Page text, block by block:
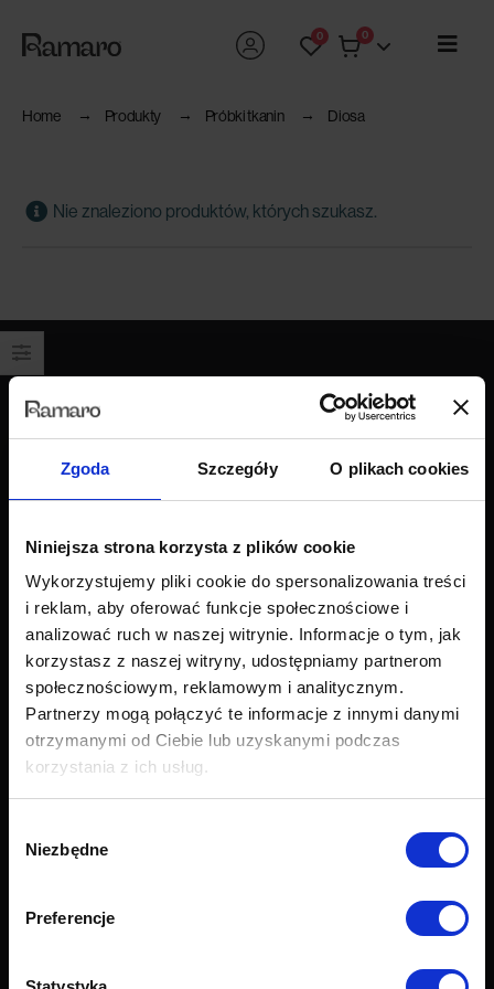
Zgoda Szczegóły O plikach cookies
Niniejsza strona korzysta z plików cookie
Wykorzystujemy pliki cookie do spersonalizowania treści
i reklam, aby oferować funkcje społecznościowe i
analizować ruch w naszej witrynie. Informacje o tym, jak
korzystasz z naszej witryny, udostępniamy partnerom
społecznościowym, reklamowym i analitycznym.
Partnerzy mogą połączyć te informacje z innymi danymi
otrzymanymi od Ciebie lub uzyskanymi podczas
korzystania z ich usług.
zgody
Niezbędne
Preferencje
0 0
Home Produkty Próbki tkanin Diosa
Nie znaleziono produktów, których szukasz.
Produkty
Narożniki
Krzesła i fotele
Stoły i stoliki
Akcesoria
Nowości
Obsługa klienta
Dostawa
Najczęściej zadawane pytania (FAQ)
Raty Credit Agricole